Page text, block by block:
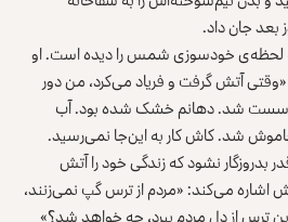
جان داد.
لحظه‌ی خودسوزی شمس را دیده است. او
آتش گرفت و فریاد می‌کرد، من دور
سست شد. دهانم خشک شده بود. آب
خاموش شد. کاش کار به این‌جا نمی‌رسید.
نشود که زندگی خود را آتش
اشاره می‌کند: «مردم از ترس گپ نمی‌زنند،